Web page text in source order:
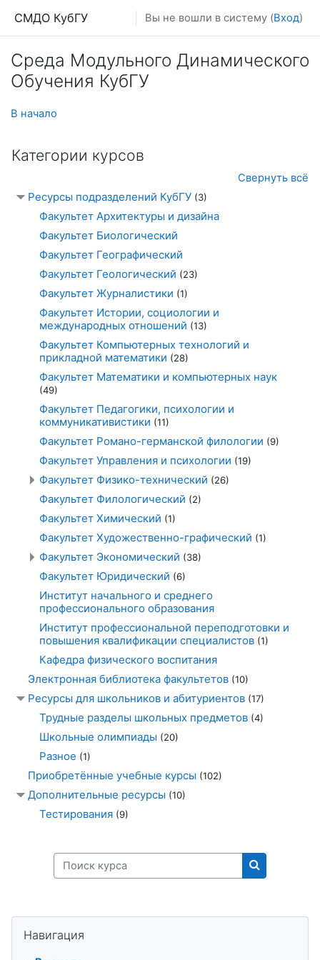
СМДО КубГУ Вы не вошли в систему (Вход)
Среда Модульного Динамического
Обучения КубГУ
В начало
Категории курсов
Свернуть всё
Ресурсы подразделений КубГУ (3)
Факультет Архитектуры и дизайна
Факультет Биологический
Факультет Географический
Факультет Геологический (23)
Факультет Журналистики (1)
Факультет Истории, социологии и
международных отношений (13)
Факультет Компьютерных технологий и
прикладной математики (28)
Факультет Математики и компьютерных наук
(49)
Факультет Педагогики, психологии и
коммуникативистики (11)
Факультет Романо-германской филологии (9)
Факультет Управления и психологии (19)
Факультет Физико-технический (26)
Факультет Филологический (2)
Факультет Химический (1)
Факультет Художественно-графический (1)
Факультет Экономический (38)
Факультет Юридический (6)
Институт начального и среднего
профессионального образования
Институт профессиональной переподготовки и
повышения квалификации специалистов (1)
Кафедра физического воспитания
Электронная библиотека факультетов (10)
Ресурсы для школьников и абитуриентов (17)
Трудные разделы школьных предметов (4)
Школьные олимпиады (20)
Разное (1)
Приобретённые учебные курсы (102)
Дополнительные ресурсы (10)
Тестирования (9)
Поиск курса
Поиск курса
Навигация